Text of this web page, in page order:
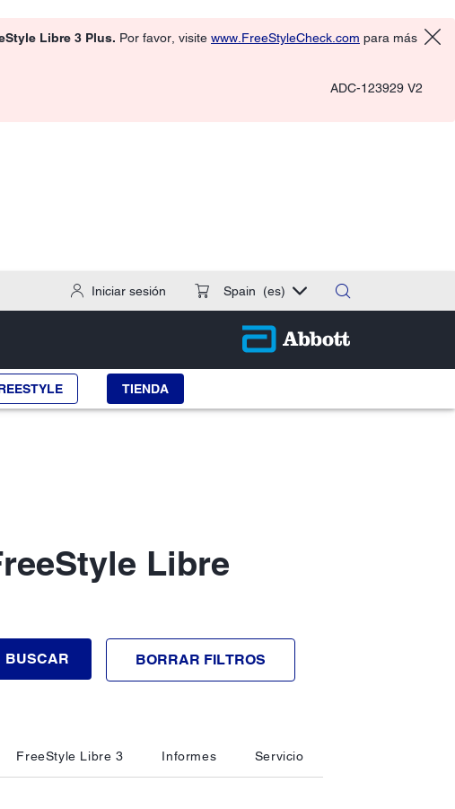
Libre 3 Plus. Por favor, visite www.FreeStyleCheck.com para más
ADC-123929 V2
Iniciar sesión Spain (es)
TIENDA
Libre
BUSCAR BORRAR FILTROS
FreeStyle Libre 3 Informes Servicio